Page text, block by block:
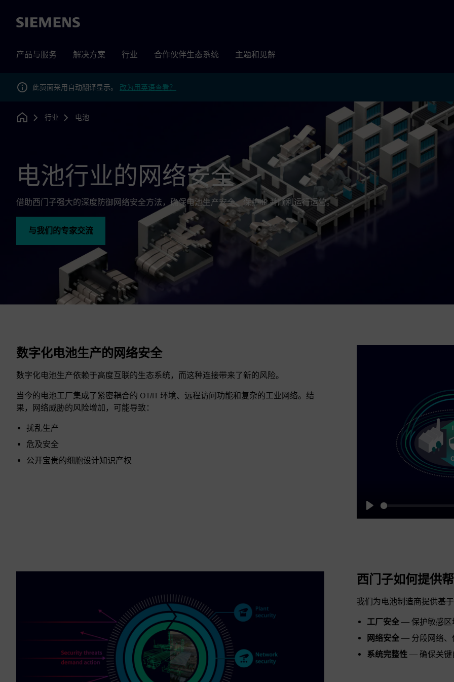
Siemens
产品与服务 解决方案 行业 合作伙伴生态系统 主题和见解
此页面采用自动翻译显示。 改为用英语查看？
Home
行业 电池
电池行业的网络安全
借助西门子强大的深度防御网络安全方法，确保电池生产安全、保护 IP 并顺利运行运营。
与我们的专家交流
数字化电池生产的网络安全
数字化电池生产依赖于高度互联的生态系统，而这种连接带来了新的风险。
当今的电池工厂集成了紧密耦合的 OT/IT 环境、远程访问功能和复杂的工业网络。结
果，网络威胁的风险增加，可能导致：
扰乱生产
危及安全
公开宝贵的细胞设计知识产权
Play
西门子如何提供
我们为电池制造商提供基
工厂安全— 保护敏感区
网络安全— 分段网络、
系统完整性— 确保关键